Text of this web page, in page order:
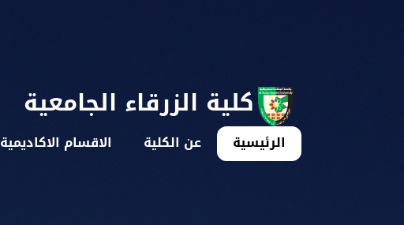
كلية الزرقاء الجامعية
الرئيسية عن الكلية الاقسام الاكاديمية